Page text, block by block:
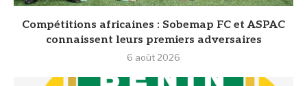
Compétitions africaines : Sobemap FC et ASPAC
connaissent leurs premiers adversaires
6 août 2026